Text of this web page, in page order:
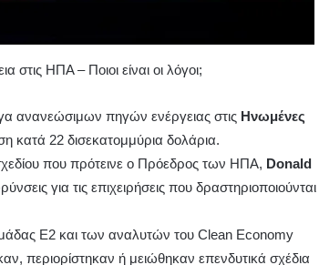
ΗΠΑ – Ποιοι είναι οι λόγοι;
ανανεώσιμων πηγών ενέργειας στις Ηνωμένες
κατά 22 δισεκατομμύρια δολάρια.
που πρότεινε ο Πρόεδρος των ΗΠΑ, Donald
για τις επιχειρήσεις που δραστηριοποιούνται
E2 και των αναλυτών του Clean Economy
περιορίστηκαν ή μειώθηκαν επενδυτικά σχέδια